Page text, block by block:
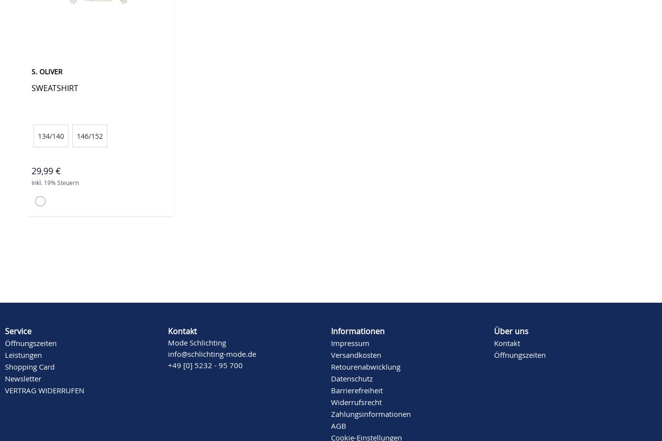
S. OLIVER
SWEATSHIRT
134/140 146/152
29,99 €
Inkl. 19% Steuern
Service
Öffnungszeiten
Leistungen
Shopping Card
Newsletter
VERTRAG WIDERRUFEN
Kontakt
Mode Schlichting
info@schlichting-mode.de
+49 [0] 5232 - 95 700
Informationen
Impressum
Versandkosten
Retourenabwicklung
Datenschutz
Barrierefreiheit
Widerrufsrecht
Zahlungsinformationen
AGB
Cookie-Einstellungen
Über uns
Kontakt
Öffnungszeiten